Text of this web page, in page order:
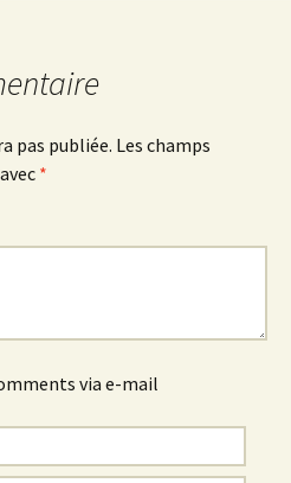
pas publiée. Les champs
*
via e-mail